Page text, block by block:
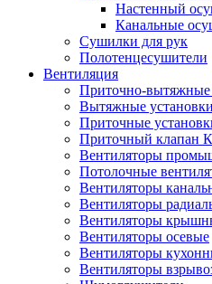
Настенный
Канальные
Сушилки для рук
Полотенцесушители
Вентиляция
Приточно-вытяжные
Вытяжные установки
Приточные
Приточный клапан
Вентиляторы
Потолочные
Вентиляторы
Вентиляторы
Вентиляторы
Вентиляторы осевые
Вентиляторы
Вентиляторы